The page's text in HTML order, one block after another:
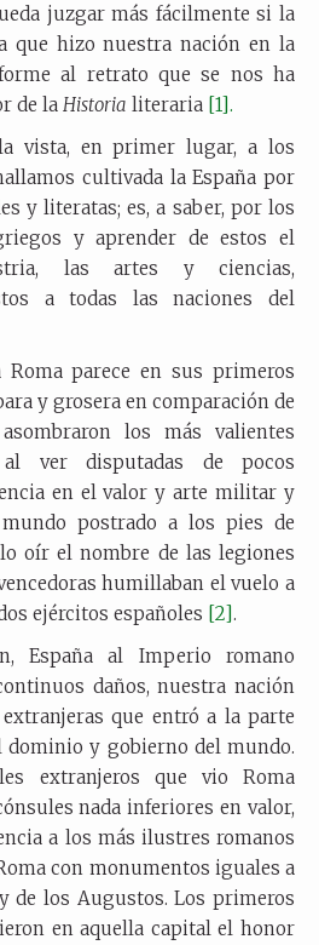
juzgar más fácilmente si la
que hizo nuestra nación en la
al retrato que se nos ha
de la Historia literaria [1].
vista, en primer lugar, a los
cultivada la España por
y literatas; es, a saber, por los
y aprender de estos el
las artes y ciencias,
a todas las naciones del
Roma parece en sus primeros
y grosera en comparación de
los más valientes
al ver disputadas de pocos
en el valor y arte militar y
postrado a los pies de
oír el nombre de las legiones
humillaban el vuelo a
ejércitos españoles [2].
España al Imperio romano
daños, nuestra nación
que entró a la parte
dominio y gobierno del mundo.
extranjeros que vio Roma
nada inferiores en valor,
a los más ilustres romanos
con monumentos iguales a
de los Augustos. Los primeros
en aquella capital el honor